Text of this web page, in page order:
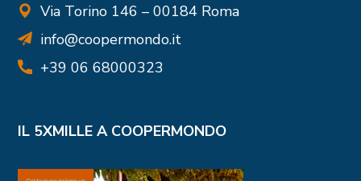
Via Torino 146 – 00184 Roma
info@coopermondo.it
+39 06 68000323
IL 5XMILLE A COOPERMONDO